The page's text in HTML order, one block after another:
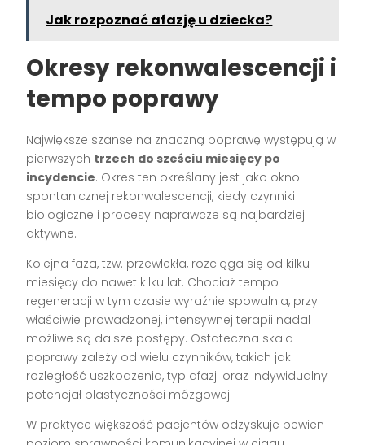
Jak rozpoznać afazję u dziecka?
Okresy rekonwalescencji i
tempo poprawy
Największe szanse na znaczną poprawę występują w
pierwszych trzech do sześciu miesięcy po
incydencie. Okres ten określany jest jako okno
spontanicznej rekonwalescencji, kiedy czynniki
biologiczne i procesy naprawcze są najbardziej
aktywne.
Kolejna faza, tzw. przewlekła, rozciąga się od kilku
miesięcy do nawet kilku lat. Chociaż tempo
regeneracji w tym czasie wyraźnie spowalnia, przy
właściwie prowadzonej, intensywnej terapii nadal
możliwe są dalsze postępy. Ostateczna skala
poprawy zależy od wielu czynników, takich jak
rozległość uszkodzenia, typ afazji oraz indywidualny
potencjał plastyczności mózgowej.
W praktyce większość pacjentów odzyskuje pewien